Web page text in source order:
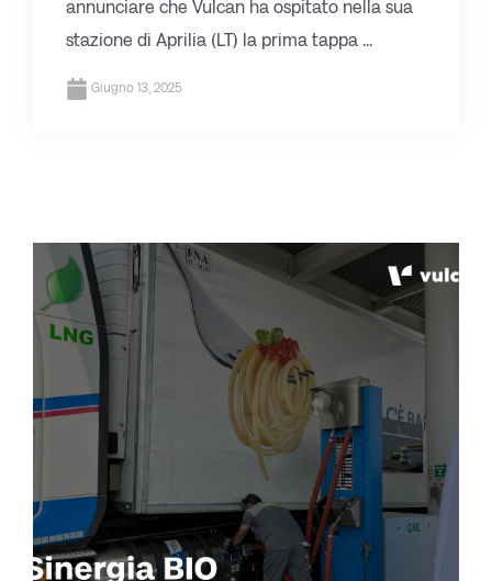
annunciare che Vulcan ha ospitato nella sua
stazione di Aprilia (LT) la prima tappa ...
Giugno 13, 2025